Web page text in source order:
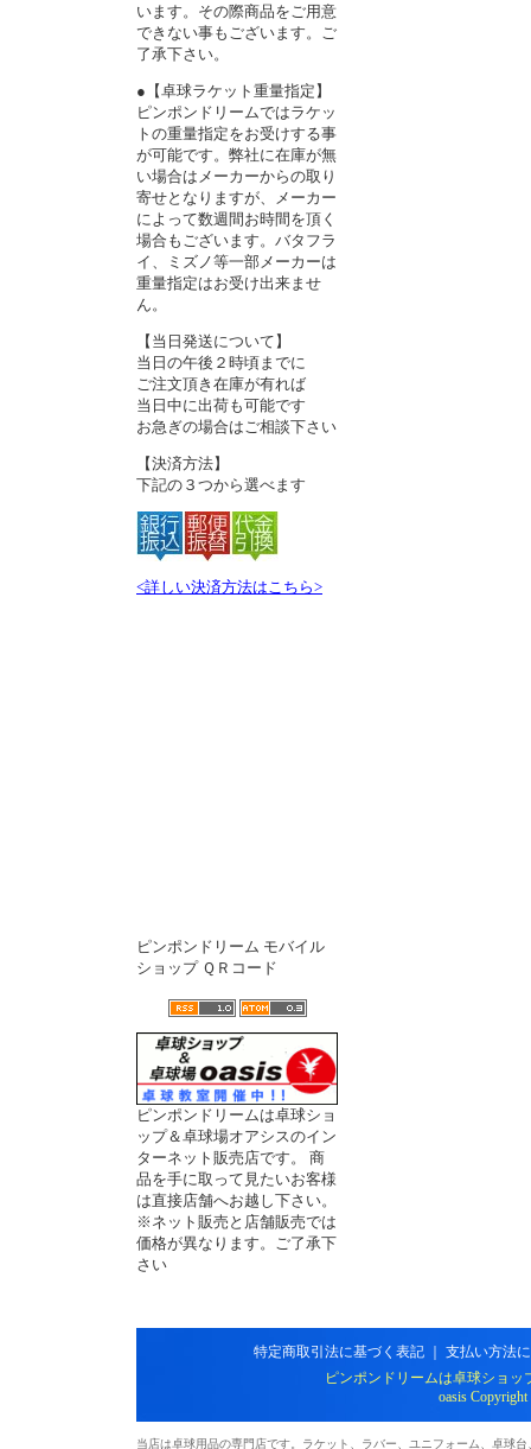
います。その際商品をご用意
できない事もございます。ご
了承下さい。
●【卓球ラケット重量指定】
ピンポンドリームではラケッ
トの重量指定をお受けする事
が可能です。弊社に在庫が無
い場合はメーカーからの取り
寄せとなりますが、メーカー
によって数週間お時間を頂く
場合もございます。バタフラ
イ、ミズノ等一部メーカーは
重量指定はお受け出来ませ
ん。
【当日発送について】
当日の午後２時頃までに
ご注文頂き在庫が有れば
当日中に出荷も可能です
お急ぎの場合はご相談下さい
【決済方法】
下記の３つから選べます
<詳しい決済方法はこちら>
ピンポンドリーム モバイル
ショップ ＱＲコード
ピンポンドリームは卓球ショ
ップ＆卓球場オアシスのイン
ターネット販売店です。 商
品を手に取って見たいお客様
は直接店舗へお越し下さい。
※ネット販売と店舗販売では
価格が異なります。ご了承下
さい
特定商取引法に基づく表記 ｜ 支払い方法
ピンポンドリームは卓球ショ
oasis
当店は卓球用品の専門店です。ラケット、ラバー、ユニフォーム、卓球